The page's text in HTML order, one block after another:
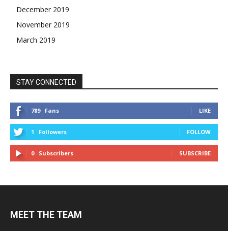
December 2019
November 2019
March 2019
STAY CONNECTED
789 Fans LIKE
1 Followers FOLLOW
0 Subscribers SUBSCRIBE
MEET THE TEAM